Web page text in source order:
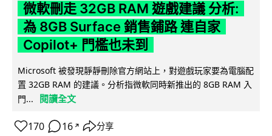
微軟刪走 32GB RAM 遊戲建議 分析:
為 8GB Surface 銷售鋪路 連自家
Copilot+ 門檻也未到
Microsoft 被發現靜靜刪除官方網站上，對遊戲玩家要為電腦配
置 32GB RAM 的建議。分析指微軟同時新推出的 8GB RAM 入
門...
閱讀全文
170 16 ↗ 分享